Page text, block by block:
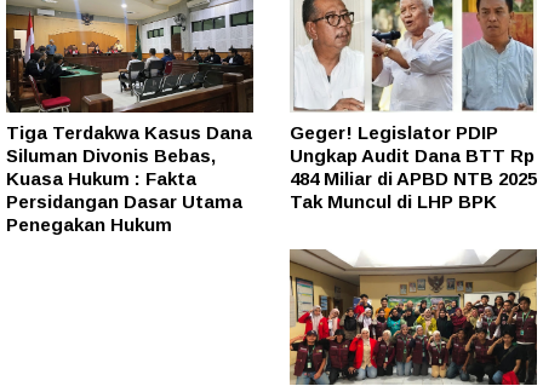
Tiga Terdakwa Kasus Dana
Siluman Divonis Bebas,
Kuasa Hukum : Fakta
Persidangan Dasar Utama
Penegakan Hukum
Geger! Legislator PDIP
Ungkap Audit Dana BTT Rp
484 Miliar di APBD NTB 2025
Tak Muncul di LHP BPK